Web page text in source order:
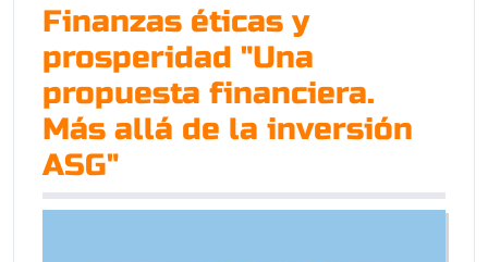
Finanzas éticas y
prosperidad "Una
propuesta financiera.
Más allá de la inversión
ASG"